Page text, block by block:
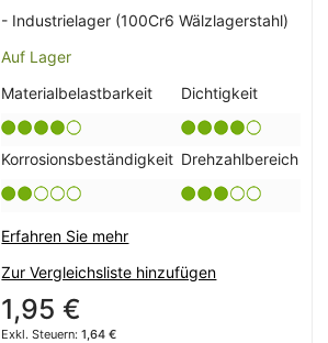
- Industrielager (100Cr6 Wälzlagerstahl)
Auf Lager
Materialbelastbarkeit
Dichtigkeit
Korrosionsbeständigkeit Drehzahlbereich
Erfahren Sie mehr
Zur Vergleichsliste hinzufügen
1,95 €
1,64 €